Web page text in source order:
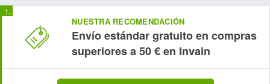
NUESTRA RECOMENDACIÓN
Envío estándar gratuito en compras
superiores a 50 € en Invain